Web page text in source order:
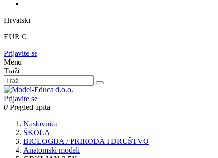
Hrvatski
EUR €
Prijavite se
Menu
Traži
Prijavite se
0 Pregled upita
Naslovnica
ŠKOLA
BIOLOGIJA / PRIRODA I DRUŠTVO
Anatomski modeli